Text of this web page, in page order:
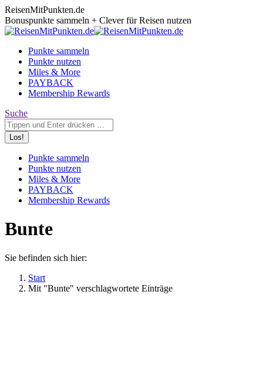
Zum
Inhalt
springen
ReisenMitPunkten.de
Bonuspunkte sammeln + Clever für Reisen nutzen
Punkte sammeln
Punkte nutzen
Miles & More
PAYBACK
Membership Rewards
Search:
Suche
Punkte sammeln
Punkte nutzen
Miles & More
PAYBACK
Membership Rewards
Bunte
Sie befinden sich hier:
Start
Mit "Bunte" verschlagwortete Einträge